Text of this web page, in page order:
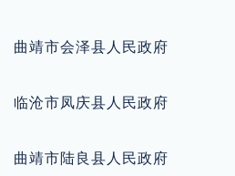
曲靖市会泽县人民政府
临沧市凤庆县人民政府
曲靖市陆良县人民政府